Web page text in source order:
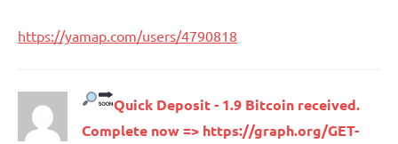
https://yamap.com/users/4790818
Quick Deposit - 1.9 Bitcoin received.
Complete now => https://graph.org/GET-